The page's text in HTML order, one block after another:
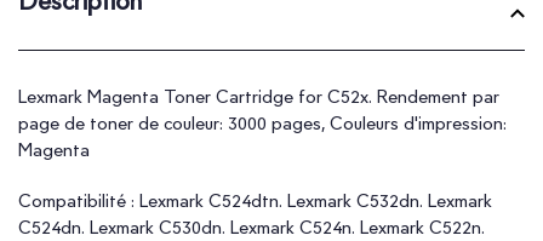
Lexmark Magenta Toner Cartridge for C52x. Rendement par
page de toner de couleur: 3000 pages, Couleurs d'impression:
Magenta
Compatibilité : Lexmark C524dtn. Lexmark C532dn. Lexmark
C524dn. Lexmark C530dn. Lexmark C524n. Lexmark C522n.